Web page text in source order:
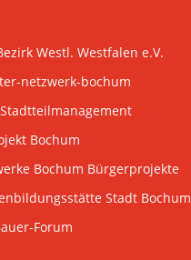
Westl. Westfalen e.V.
netzwerk-bochum
Stadtteilmanagement
Bochum
Bochum Bürgerprojekte
Stadt Bochum
Forum